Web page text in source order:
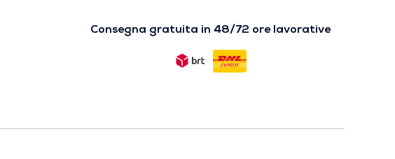
Consegna gratuita in 48/72 ore lavorative